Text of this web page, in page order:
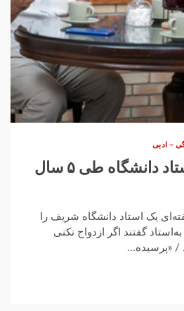
– ادبی
مهاجرت ۱۵۰۰ استاد دانشگاه طی ۵ سال
۲۹ مهر ۱۴۰۴ هفته‌ای یک استاد دانشگاه شریف را
ترک می‌کند / سال ۱۴۰۱ به‌استاد گفتند اگر ازدواج نکنی
/ «پرسیده...